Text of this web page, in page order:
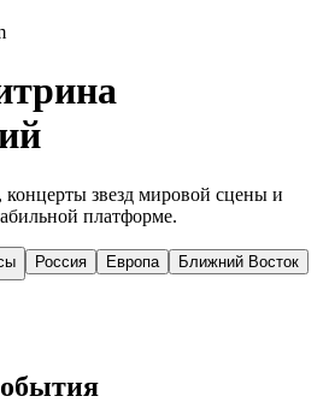
концерты звезд мировой сцены и
платформе.
Россия Европа
Ближний Восток